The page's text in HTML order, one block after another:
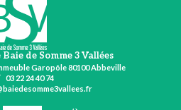
de Somme 3 Vallées
Garopôle 80100 Abbeville
03 22 24 40 74